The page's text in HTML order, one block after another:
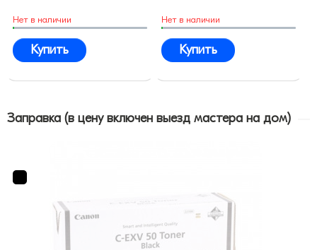
Нет в наличии
Купить
Нет в наличии
Купить
Заправка (в цену включен выезд мастера на дом)